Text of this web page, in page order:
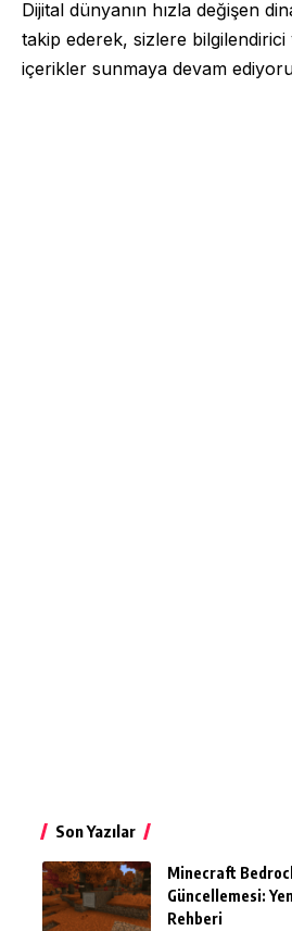
Dijital dünyanın hızla değişen
takip ederek, sizlere
içerikler sunmaya devam
Son Yazılar
Minecraft
Güncellemesi:
Rehberi